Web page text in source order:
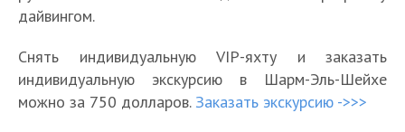
дайвингом.
Снять индивидуальную VIP-яхту и заказать
индивидуальную экскурсию в Шарм-Эль-Шейхе
можно за 750 долларов. Заказать экскурсию ->>>